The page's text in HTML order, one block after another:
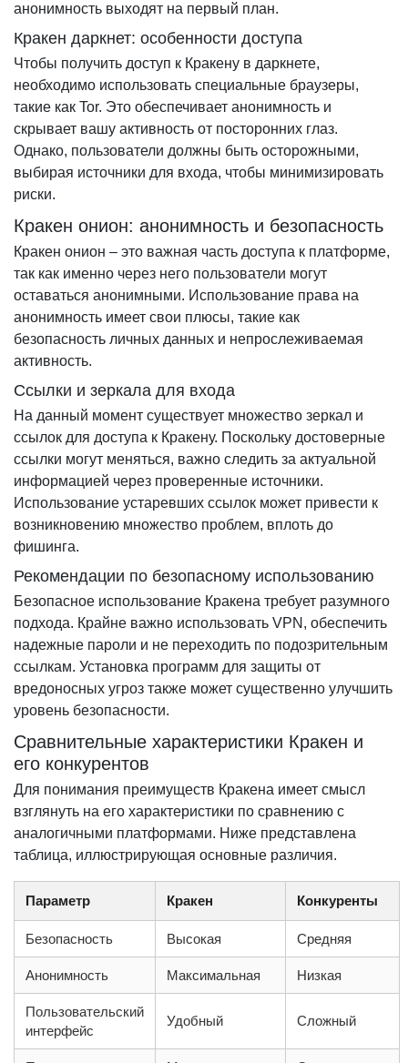
анонимность выходят на первый план.
Кракен даркнет: особенности доступа
Чтобы получить доступ к Кракену в даркнете,
необходимо использовать специальные браузеры,
такие как Tor. Это обеспечивает анонимность и
скрывает вашу активность от посторонних глаз.
Однако, пользователи должны быть осторожными,
выбирая источники для входа, чтобы минимизировать
риски.
Кракен онион: анонимность и безопасность
Кракен онион – это важная часть доступа к платформе,
так как именно через него пользователи могут
оставаться анонимными. Использование права на
анонимность имеет свои плюсы, такие как
безопасность личных данных и непрослеживаемая
активность.
Ссылки и зеркала для входа
На данный момент существует множество зеркал и
ссылок для доступа к Кракену. Поскольку достоверные
ссылки могут меняться, важно следить за актуальной
информацией через проверенные источники.
Использование устаревших ссылок может привести к
возникновению множество проблем, вплоть до
фишинга.
Рекомендации по безопасному использованию
Безопасное использование Кракена требует разумного
подхода. Крайне важно использовать VPN, обеспечить
надежные пароли и не переходить по подозрительным
ссылкам. Установка программ для защиты от
вредоносных угроз также может существенно улучшить
уровень безопасности.
Сравнительные характеристики Кракен и
его конкурентов
Для понимания преимуществ Кракена имеет смысл
взглянуть на его характеристики по сравнению с
аналогичными платформами. Ниже представлена
таблица, иллюстрирующая основные различия.
Параметр Кракен Конкуренты
Безопасность Высокая Средняя
Анонимность Максимальная Низкая
Пользовательский
интерфейс
Удобный Сложный